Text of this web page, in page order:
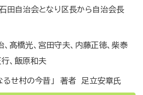
田自治会となり区長から自治会長
髙橋光、宮田守夫、内藤正徳、柴泰
、飯原和夫
せ村の今昔」 著者 足立安章氏